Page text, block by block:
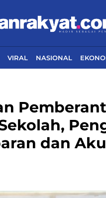
VIRAL NASIONAL
dan